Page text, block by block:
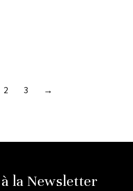
2 3 →
la Newsletter